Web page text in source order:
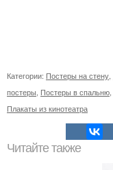
Категории: Постеры на стену
постеры Постеры в спальню
Плакаты из кинотеатра
Читайте также